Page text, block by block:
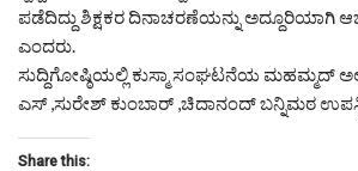
ಪಡೆದಿದ್ದು ಶಿಕ್ಷಕರ ದಿನಾಚರಣೆಯನ್ನು ಅದ್ದೂರಿಯಾಗಿ
ಎಂದರು.
ಸುದ್ದಿಗೋಷ್ಠಿಯಲ್ಲಿ ಕುಸ್ಮಾ ಸಂಘಟನೆಯ ಮಹಮ್ಮದ್
ಎಸ್ ,ಸುರೇಶ್ ಕುಂಬಾರ್ ,ಚಿದಾನಂದ್ ಬನ್ನಿಮಠ
Share this: